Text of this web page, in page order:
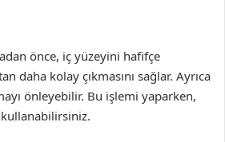
önce, iç yüzeyini hafifçe
daha kolay çıkmasını sağlar. Ayrıca
önleyebilir. Bu işlemi yaparken,
kullanabilirsiniz.